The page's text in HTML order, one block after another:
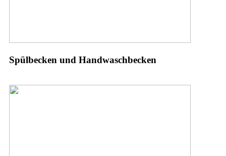
Spülbecken und Handwaschbecken